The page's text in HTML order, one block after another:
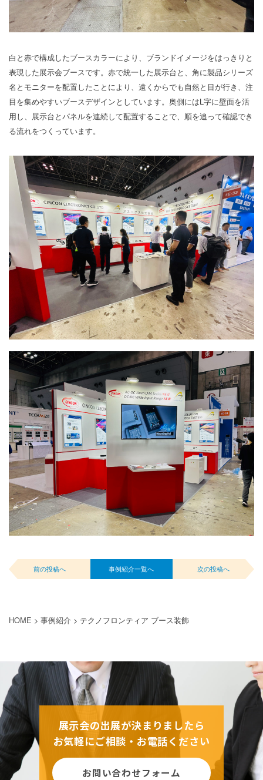
白と赤で構成したブースカラーにより、ブランドイメージをはっきりと
表現した展示会ブースです。赤で統一した展示台と、角に製品シリーズ
名とモニターを配置したことにより、遠くからでも自然と目が行き、注
目を集めやすいブースデザインとしています。奥側にはL字に壁面を活
用し、展示台とパネルを連続して配置することで、順を追って確認でき
る流れをつくっています。
前の投稿へ 事例紹介一覧へ 次の投稿へ
HOME > 事例紹介 > テクノフロンティア ブース装飾
展示会の出展が決まりましたら
お気軽にご相談・お電話ください
お問い合わせフォーム